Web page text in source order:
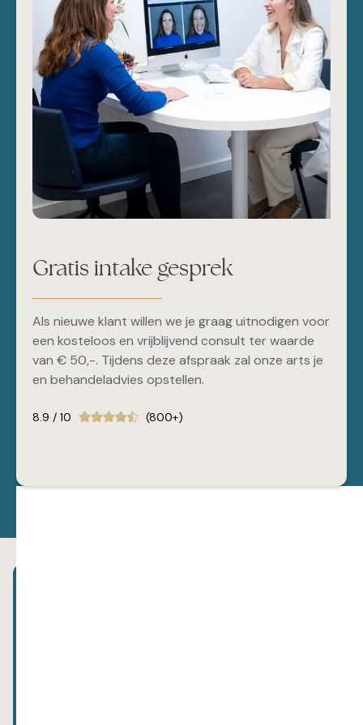
Gratis intake gesprek
Als nieuwe klant willen we je graag uitnodigen voor
een kosteloos en vrijblijvend consult ter waarde
van € 50,-. Tijdens deze afspraak zal onze arts je
en behandeladvies opstellen.
8.9 / 10 (800+)